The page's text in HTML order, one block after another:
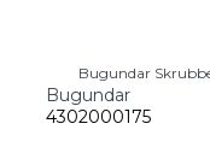
Bugundar
Bugundar
4302000175